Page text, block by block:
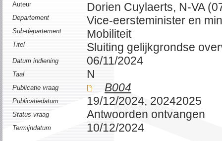
Auteur Dorien Cuylaerts, N-VA
Departement Vice-eersteminister en
Sub-departement Mobiliteit
Titel Sluiting gelijkgrondse
Datum indiening 06/11/2024
Taal N
Publicatie vraag B004
Publicatiedatum 19/12/2024, 20242025
Status vraag Antwoorden ontvangen
Termijndatum 10/12/2024